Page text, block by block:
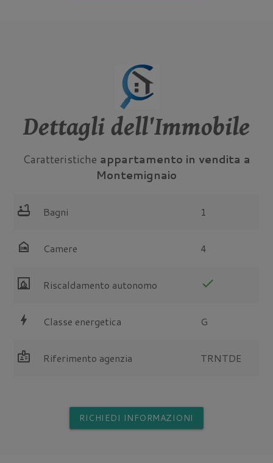
Dettagli dell'Immobile
Caratteristiche appartamento in vendita a
Montemignaio
bathtub Bagni 1
night_shelter Camere 4
fireplace Riscaldamento autonomo check
bolt Classe energetica G
badge Riferimento agenzia TRNTDE
RICHIEDI INFORMAZIONI